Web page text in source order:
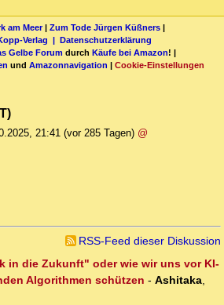
am Meer| Zum Tode Jürgen Küßners |
Verlag | Datenschutzerklärung
Gelbe Forum durch Käufe bei Amazon! |
und Amazonnavigation | Cookie-Einstellungen
21:41 (vor 285 Tagen) @
RSS-Feed dieser Diskussion
in die Zukunft" oder wie wir uns vor KI-
Algorithmen schützen - Ashitaka,